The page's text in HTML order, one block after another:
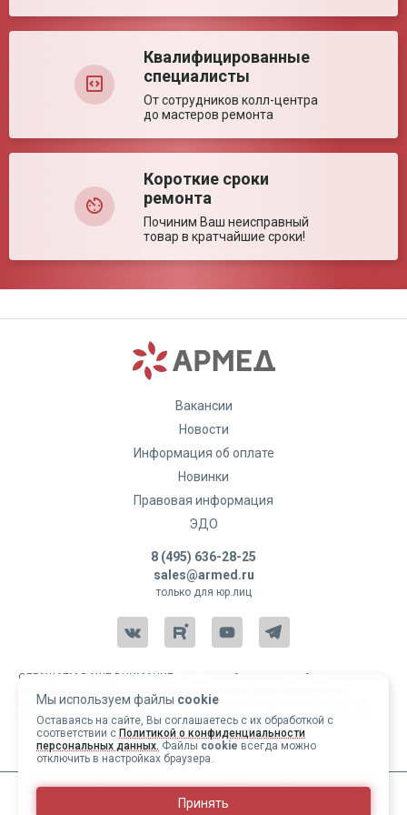
Ваша оценка:
Достоинства:
Оставить отзыв
Квалифицированные
специалисты
От сотрудников колл-центра
до мастеров ремонта
Короткие сроки
ремонта
Починим Ваш неисправный
товар в кратчайшие сроки!
Мы используем файлы cookie
Оставаясь на сайте, Вы соглашаетесь с их обработкой с
соответствии с Политикой о конфиденциальности
персональных данных. Файлы cookie всегда можно
отключить в настройках браузера.
Принять
Вакансии
Новости
Информация об оплате
Новинки
Правовая информация
ЭДО
8 (495) 636-28-25
sales@armed.ru
только для юр.лиц
ОБРАЩАЕМ ВАШЕ ВНИМАНИЕ, что данный интернет-сайт и материалы,
характер и ни при каких условиях не являются публичной офертой,
определяемой положениями статьи 437 Гражданского кодекса РФ.
Copyright 2004-2026 © Армед
ИМЕЮТСЯ ПРОТИВОПОКАЗАНИЯ, ПЕРЕД ИСПОЛЬЗОВАНИЕМ
НЕОБХОДИМО ОЗНАКОМИТЬСЯ С ИНСТРУКЦИЕЙ И